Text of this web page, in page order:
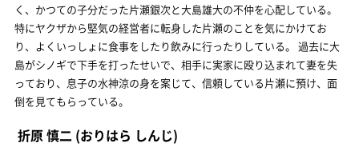
く、かつての子分だった片瀬銀次と大島雄大の不仲を心配している。
特にヤクザから堅気の経営者に転身した片瀬のことを気にかけてお
り、よくいっしょに食事をしたり飲みに行ったりしている。 過去に大
島がシノギで下手を打ったせいで、相手に実家に殴り込まれて妻を失
っており、息子の水神涼の身を案じて、信頼している片瀬に預け、面
倒を見てもらっている。
折原 慎二 (おりはら しんじ)